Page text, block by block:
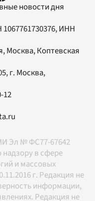
новости дня
ИНН
Москва, Коптевская
, г. Москва,
12
Эл № ФС77-67642
в сфере
и массовых
г. Редакция не
информации,
Редакция не